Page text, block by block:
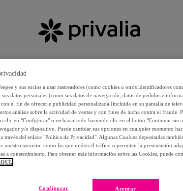
y sus socios a usar rastreadores (como cookies u otros identificadores
datos personales (como sus datos de navegación, datos de pedidos e
el fin de ofrecerle publicidad personalizada (incluida en su pantalla de
análisis sobre la actividad de ventas y con fines de lucha contra el fraude.
clic en "Configurar" o rechazar todo haciendo clic en el botón "Continuar sin
y/o dispositivo. Puede cambiar sus opciones en cualquier momento
través del enlace "Política de Privacidad". Algunas Cookies depositadas
nuestro servicio, como las que miden el tráfico o permiten la presentación
a consentimiento. Para obtener más información sobre las Cookies, puede
Aceptar
Configurar